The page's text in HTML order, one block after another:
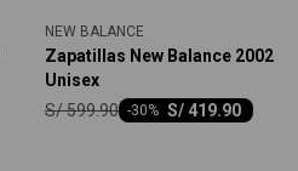
NEW BALANCE
Zapatillas New Balance 2002
Unisex
S/ 419.90
-30
S/599.90